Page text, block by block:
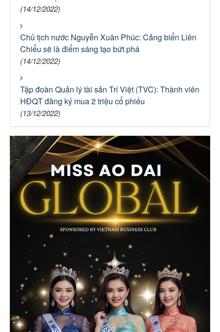
(14/12/2022)
Chủ tịch nước Nguyễn Xuân Phúc: Cảng biển Liên
Chiểu sẽ là điểm sáng tạo bứt phá
(14/12/2022)
Tập đoàn Quản lý tài sản Trí Việt (TVC): Thành viên
HĐQT đăng ký mua 2 triệu cổ phiếu
(13/12/2022)